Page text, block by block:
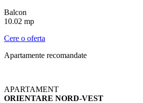
Balcon
10.02 mp
Cere o oferta
Apartamente recomandate
APARTAMENT
ORIENTARE NORD-VEST